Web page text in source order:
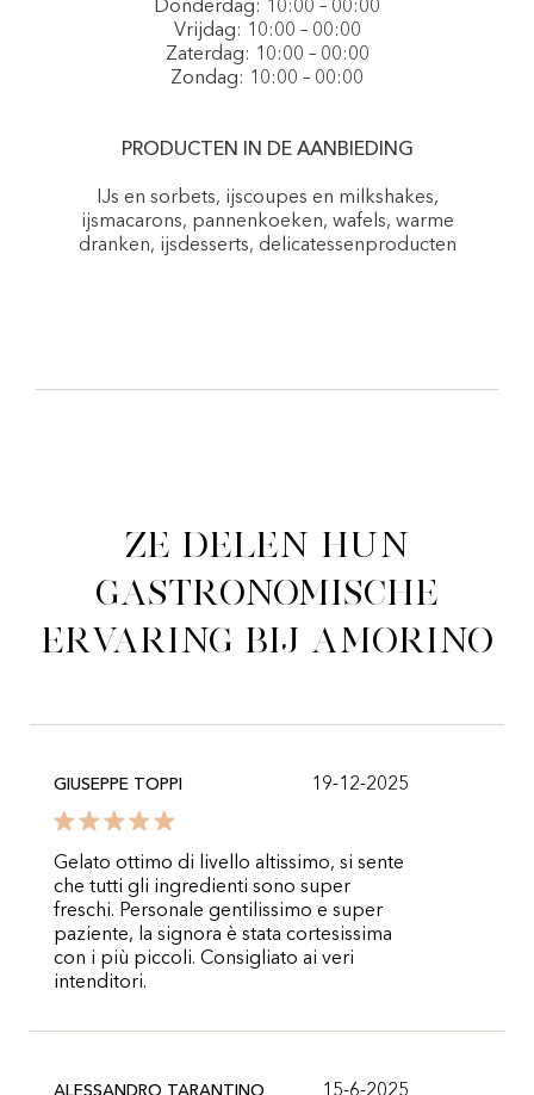
Donderdag: 10:00 – 00:00
Vrijdag: 10:00 – 00:00
Zaterdag: 10:00 – 00:00
Zondag: 10:00 – 00:00
PRODUCTEN IN DE AANBIEDING
IJs en sorbets, ijscoupes en milkshakes,
ijsmacarons, pannenkoeken, wafels, warme
dranken, ijsdesserts, delicatessenproducten
Ze delen hun
gastronomische
ervaring bij Amorino
GIUSEPPE TOPPI 19-12-2025
Gelato ottimo di livello altissimo, si sente
che tutti gli ingredienti sono super
freschi. Personale gentilissimo e super
paziente, la signora è stata cortesissima
con i più piccoli. Consigliato ai veri
intenditori.
ALESSANDRO TARANTINO